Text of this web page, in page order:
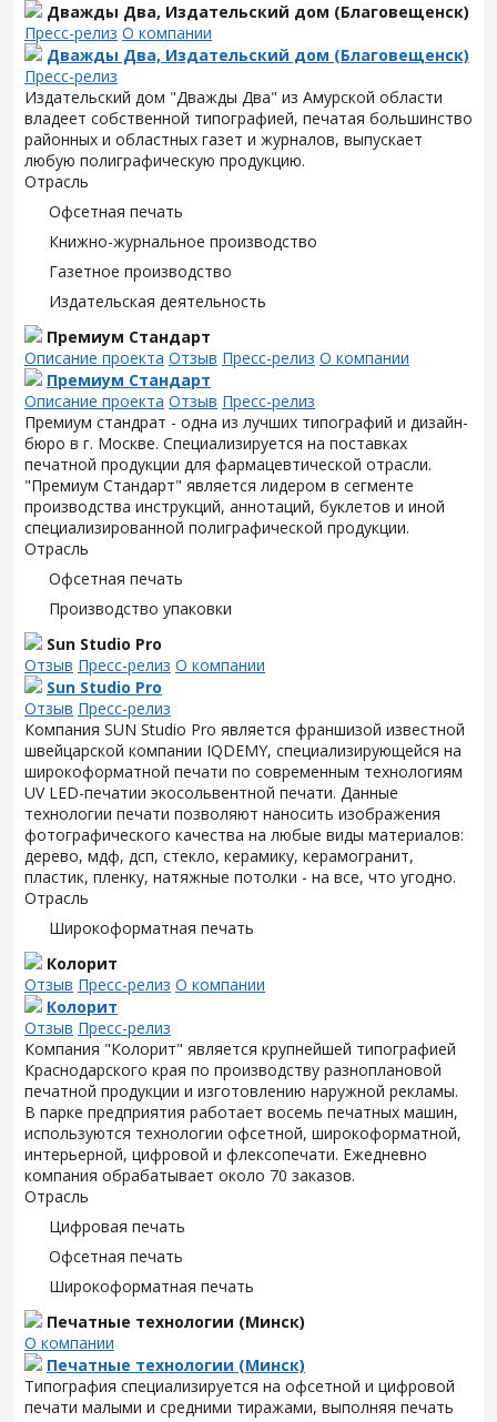
Дважды Два, Издательский дом (Благовещенск)
Пресс-релиз О компании
Дважды Два, Издательский дом (Благовещенск)
Пресс-релиз
Издательский дом "Дважды Два" из Амурской области
владеет собственной типографией, печатая большинство
районных и областных газет и журналов, выпускает
любую полиграфическую продукцию.
Отрасль
Офсетная печать
Книжно-журнальное производство
Газетное производство
Издательская деятельность
Премиум Стандарт
Описание проекта Отзыв Пресс-релиз О компании
Премиум Стандарт
Описание проекта Отзыв Пресс-релиз
Премиум стандрат - одна из лучших типографий и дизайн-
бюро в г. Москве. Специализируется на поставках
печатной продукции для фармацевтической отрасли.
"Премиум Стандарт" является лидером в сегменте
производства инструкций, аннотаций, буклетов и иной
специализированной полиграфической продукции.
Отрасль
Офсетная печать
Производство упаковки
Sun Studio Pro
Отзыв Пресс-релиз О компании
Sun Studio Pro
Отзыв Пресс-релиз
Компания SUN Studio Pro является франшизой известной
швейцарской компании IQDEMY, специализирующейся на
широкоформатной печати по современным технологиям
UV LED-печатии экосольвентной печати. Данные
технологии печати позволяют наносить изображения
фотографического качества на любые виды материалов:
дерево, мдф, дсп, стекло, керамику, керамогранит,
пластик, пленку, натяжные потолки - на все, что угодно.
Отрасль
Широкоформатная печать
Колорит
Отзыв Пресс-релиз О компании
Колорит
Отзыв Пресс-релиз
Компания "Колорит" является крупнейшей типографией
Краснодарского края по производству разноплановой
печатной продукции и изготовлению наружной рекламы.
В парке предприятия работает восемь печатных машин,
используются технологии офсетной, широкоформатной,
интерьерной, цифровой и флексопечати. Ежедневно
компания обрабатывает около 70 заказов.
Отрасль
Цифровая печать
Офсетная печать
Широкоформатная печать
Печатные технологии (Минск)
О компании
Печатные технологии (Минск)
Типография специализируется на офсетной и цифровой
печати малыми и средними тиражами, выполняя печать